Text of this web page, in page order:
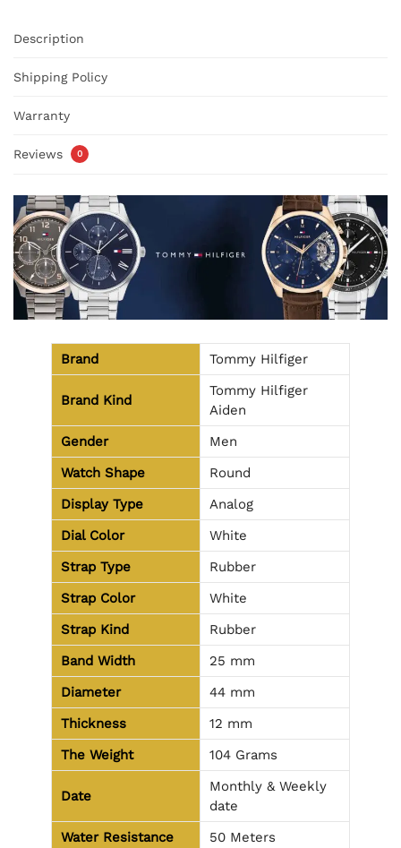
Description
Shipping Policy
Warranty
Reviews 0
Brand Tommy Hilfiger
Brand Kind
Tommy Hilfiger
Aiden
Gender
Men
Watch Shape
Round
Display Type
Analog
Dial Color
White
Strap Type
Rubber
Strap Color
White
Strap Kind
Rubber
Band Width
25 mm
Diameter
44 mm
Thickness
12 mm
The Weight
104 Grams
Date
Monthly & Weekly
date
Water Resistance
50 Meters